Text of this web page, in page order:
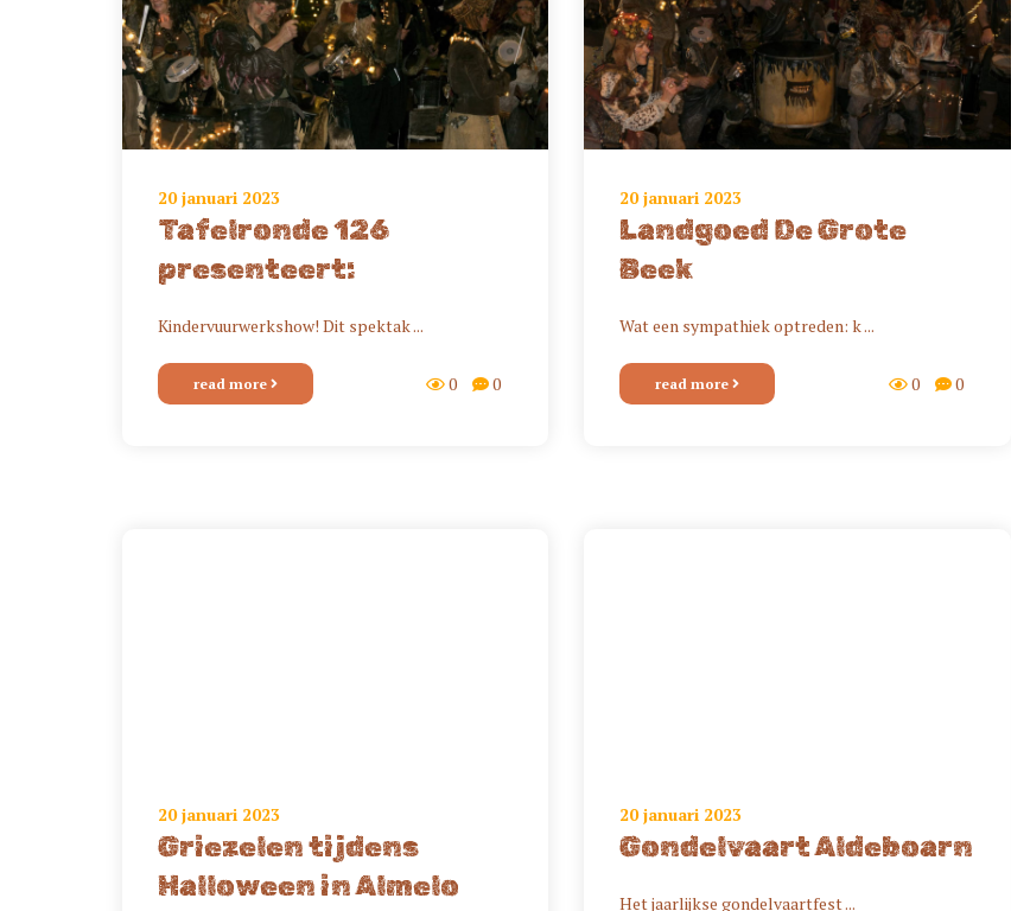
20 januari 2023
Tafelronde 126
presenteert:
Kindervuurwerkshow! Dit spektak ...
read more 0 0
20 januari 2023
Landgoed De Grote
Beek
Wat een sympathiek optreden: k ...
read more 0 0
20 januari 2023
Griezelen tijdens
Halloween in Almelo
20 januari 2023
Gondelvaart Aldeboarn
Het jaarlijkse gondelvaartfest ...